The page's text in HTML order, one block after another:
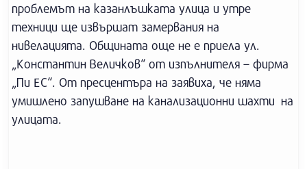
проблемът на казанлъшката улица и утре
техници ще извършат замервания на
нивелацията. Общината още не е приела ул.
„Константин Величков“ от изпълнителя – фирма
„Пи ЕС“. От пресцентъра на заявиха, че няма
умишлено запушване на канализационни шахти на
улицата.